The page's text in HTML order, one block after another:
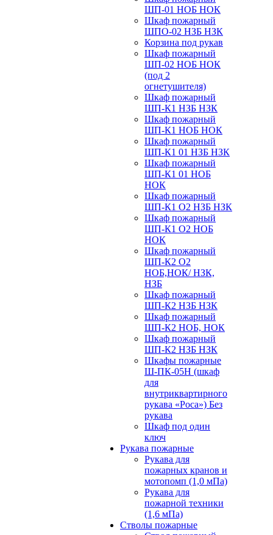
ШП-01 НОБ НОК
Шкаф пожарный
ШПО-02 НЗБ НЗК
Корзина под рукав
Шкаф пожарный
ШП-02 НОБ НОК
(под 2
огнетушителя)
Шкаф пожарный
ШП-К1 НЗБ НЗК
Шкаф пожарный
ШП-К1 НОБ НОК
Шкаф пожарный
ШП-К1 01 НЗБ НЗК
Шкаф пожарный
ШП-К1 01 НОБ
НОК
Шкаф пожарный
ШП-К1 О2 НЗБ НЗК
Шкаф пожарный
ШП-К1 О2 НОБ
НОК
Шкаф пожарный
ШП-К2 О2
НОБ,НОК/ НЗК,
НЗБ
Шкаф пожарный
ШП-К2 НЗБ НЗК
Шкаф пожарный
ШП-К2 НОБ, НОК
Шкаф пожарный
ШП-К2 НЗБ НЗК
Шкафы пожарные
Ш-ПК-05Н (шкаф
для
внутриквартирного
рукава «Роса») Без
рукава
Шкаф под один
ключ
Рукава пожарные
Рукава для
пожарных кранов и
мотопомп (1,0 мПа)
Рукава для
пожарной техники
(1,6 мПа)
Стволы пожарные